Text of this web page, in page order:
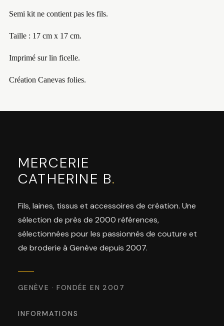
Semi kit ne contient pas les fils.
Taille : 17 cm x 17 cm.
Imprimé sur lin ficelle.
Création Canevas folies.
MERCERIE
CATHERINE B.
Fils, laines, tissus et accessoires de création. Une
sélection de près de 2000 références,
sélectionnées pour les passionnés de couture et
de broderie à Genève depuis 2007.
GENÈVE · FONDÉE EN 2007
INFORMATIONS